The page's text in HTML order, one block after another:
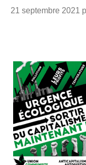
21 septembre 2021